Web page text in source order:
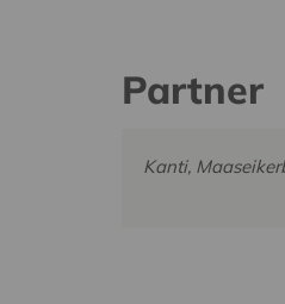
Partner
Kanti,